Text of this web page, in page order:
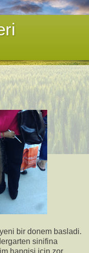
bir donem basladi.
sinifina
hangisi icin zor